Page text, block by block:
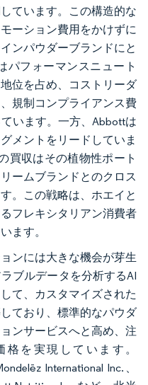
ています。この構造的な
ーション費用をかけずに
ンパウダーブランドにと
パフォーマンスニュート
位を占め、コストリーダ
規制コンプライアンス費
います。一方、Abbottは
メントをリードしていま
買収はその植物性ポート
ームブランドとのクロス
。この戦略は、ホエイと
フレキシタリアン消費者
ます。
ンには大きな機会が芽生
ブルデータを分析するAI
て、カスタマイズされた
ており、標準的なパウダ
ンサービスへと高め、注
格を実現しています。
International Inc.、